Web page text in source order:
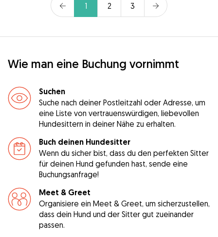
1 2 3
Wie man eine Buchung vornimmt
Suchen
Suche nach deiner Postleitzahl oder Adresse, um
eine Liste von vertrauenswürdigen, liebevollen
Hundesittern in deiner Nähe zu erhalten.
Buch deinen Hundesitter
Wenn du sicher bist, dass du den perfekten Sitter
für deinen Hund gefunden hast, sende eine
Buchungsanfrage!
Meet & Greet
Organisiere ein Meet & Greet, um sicherzustellen,
dass dein Hund und der Sitter gut zueinander
passen.